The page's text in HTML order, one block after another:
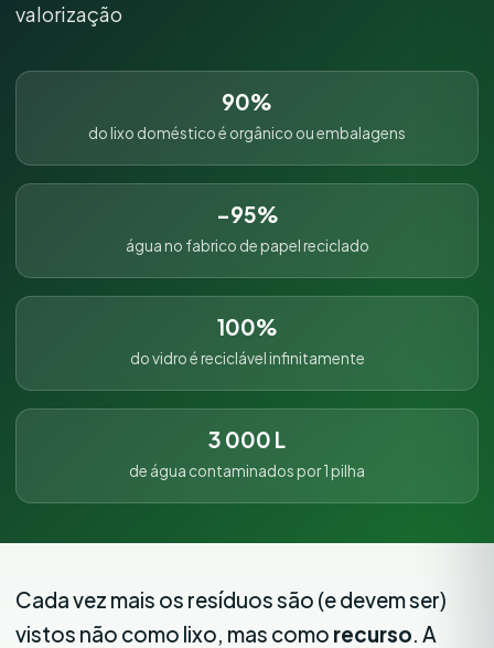
valorização
90%
do lixo doméstico é orgânico ou embalagens
−95%
água no fabrico de papel reciclado
100%
do vidro é reciclável infinitamente
3 000 L
de água contaminados por 1 pilha
Cada vez mais os resíduos são (e devem ser)
vistos não como lixo, mas como recurso. A